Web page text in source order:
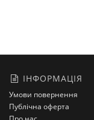
ІНФОРМАЦІЯ
Умови повернення
Публічна оферта